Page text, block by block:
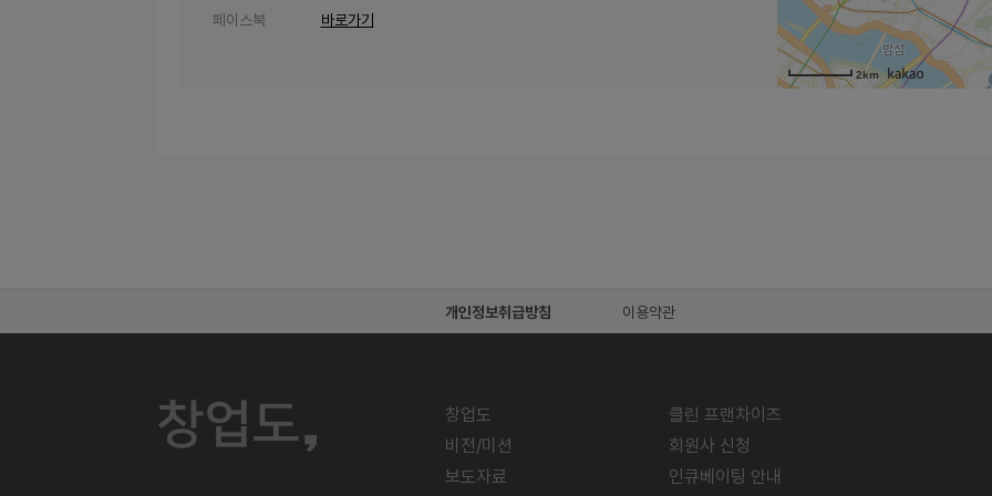
페이스북 바로가기
2km
개인정보취급방침 이용약관
창업도
비전/미션
보도자료
클린 프랜차이즈
회원사 신청
인큐베이팅 안내